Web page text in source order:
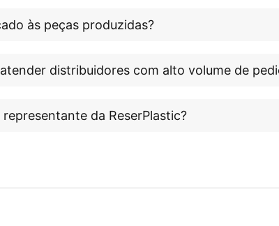
às peças produzidas?
distribuidores com alto volume de
da ReserPlastic?